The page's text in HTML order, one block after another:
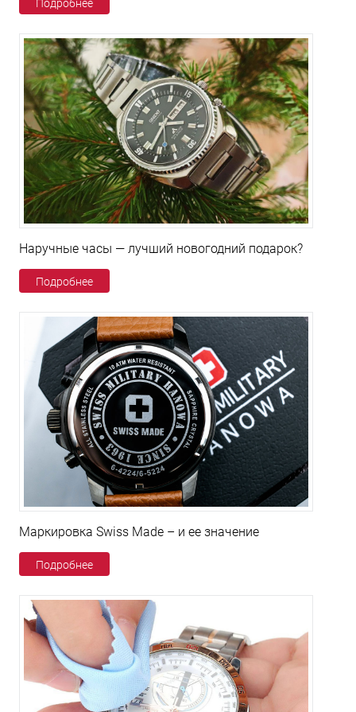
Подробнее
Наручные часы — лучший новогодний подарок?
Подробнее
Маркировка Swiss Made – и ее значение
Подробнее